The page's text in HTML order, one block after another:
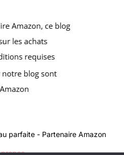
parfaite - Partenaire Amazon